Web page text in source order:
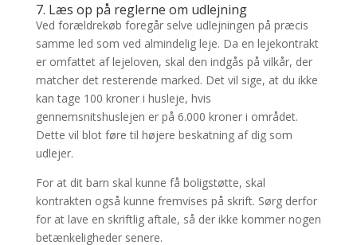
7. Læs op på reglerne om udlejning
Ved forældrekøb foregår selve udlejningen på præcis
samme led som ved almindelig leje. Da en lejekontrakt
er omfattet af lejeloven, skal den indgås på vilkår, der
matcher det resterende marked. Det vil sige, at du ikke
kan tage 100 kroner i husleje, hvis
gennemsnitshuslejen er på 6.000 kroner i området.
Dette vil blot føre til højere beskatning af dig som
udlejer.
For at dit barn skal kunne få boligstøtte, skal
kontrakten også kunne fremvises på skrift. Sørg derfor
for at lave en skriftlig aftale, så der ikke kommer nogen
betænkeligheder senere.